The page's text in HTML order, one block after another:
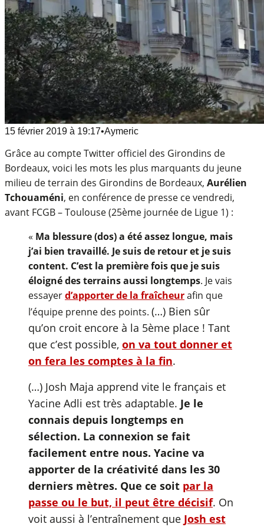
15 février 2019 à 19:17•Aymeric
Grâce au compte Twitter officiel des Girondins de
Bordeaux, voici les mots les plus marquants du jeune
milieu de terrain des Girondins de Bordeaux, Aurélien
Tchouaméni, en conférence de presse ce vendredi,
avant FCGB – Toulouse (25ème journée de Ligue 1) :
« Ma blessure (dos) a été assez longue, mais
j’ai bien travaillé. Je suis de retour et je suis
content. C’est la première fois que je suis
éloigné des terrains aussi longtemps. Je vais
essayerd’apporter de la fraîcheurafin que
l’équipe prenne des points. (…) Bien sûr
qu’on croit encore à la 5ème place ! Tant
que c’est possible, on va tout donner et
on fera les comptes à la fin.
(…) Josh Maja apprend vite le français et
Yacine Adli est très adaptable. Je le
connais depuis longtemps en
sélection. La connexion se fait
facilement entre nous. Yacine va
apporter de la créativité dans les 30
derniers mètres. Que ce soit par la
passe ou le but, il peut être décisif. On
voit aussi à l’entraînement que Josh est